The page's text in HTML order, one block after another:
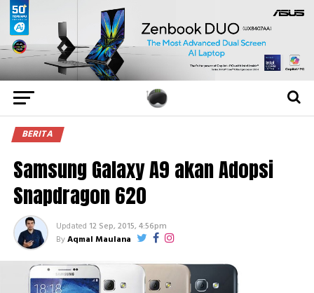
BERITA
Samsung Galaxy A9 akan Adopsi
Snapdragon 620
Updated 12 Sep, 2015, 4:56pm
ByAqmal Maulana